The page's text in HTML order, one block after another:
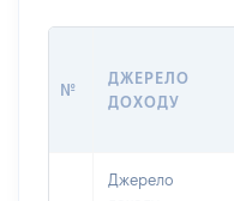
№
ДЖЕРЕЛО
ДОХОДУ
Джерело